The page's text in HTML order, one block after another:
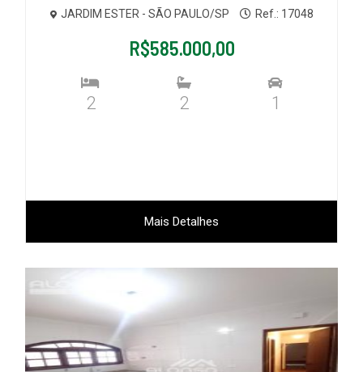
JARDIM ESTER - SÃO PAULO/SP Ref.: 17048
R$585.000,00
2 2 1
Mais Detalhes